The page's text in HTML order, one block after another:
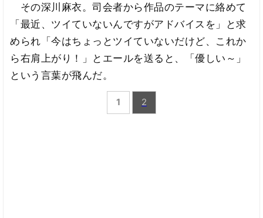
その深川麻衣。司会者から作品のテーマに絡めて
「最近、ツイていないんですがアドバイスを」と求
められ「今はちょっとツイていないだけど、これか
ら右肩上がり！」とエールを送ると、「優しい～」
という言葉が飛んだ。
1 2